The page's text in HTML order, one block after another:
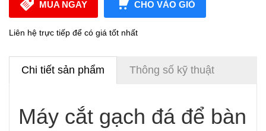
MUA NGAY CHO VÀO GIỎ
Liên hệ trực tiếp để có giá tốt nhất
Chi tiết sản phẩm Thông số kỹ thuật
Máy cắt gạch đá để bàn